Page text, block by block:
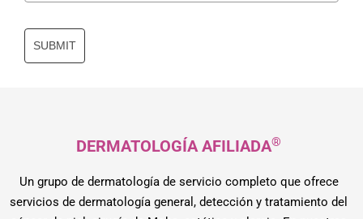
SUBMIT
DERMATOLOGÍA AFILIADA®
Un grupo de dermatología de servicio completo que ofrece
servicios de dermatología general, detección y tratamiento del